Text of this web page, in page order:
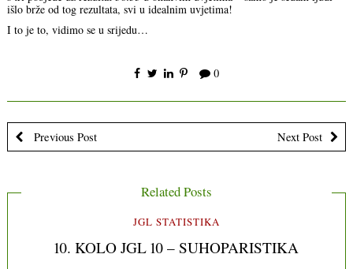
išlo brže od tog rezultata, svi u idealnim uvjetima!
I to je to, vidimo se u srijedu…
0
Previous Post Next Post
Related Posts
JGL STATISTIKA
10. KOLO JGL 10 – SUHOPARISTIKA